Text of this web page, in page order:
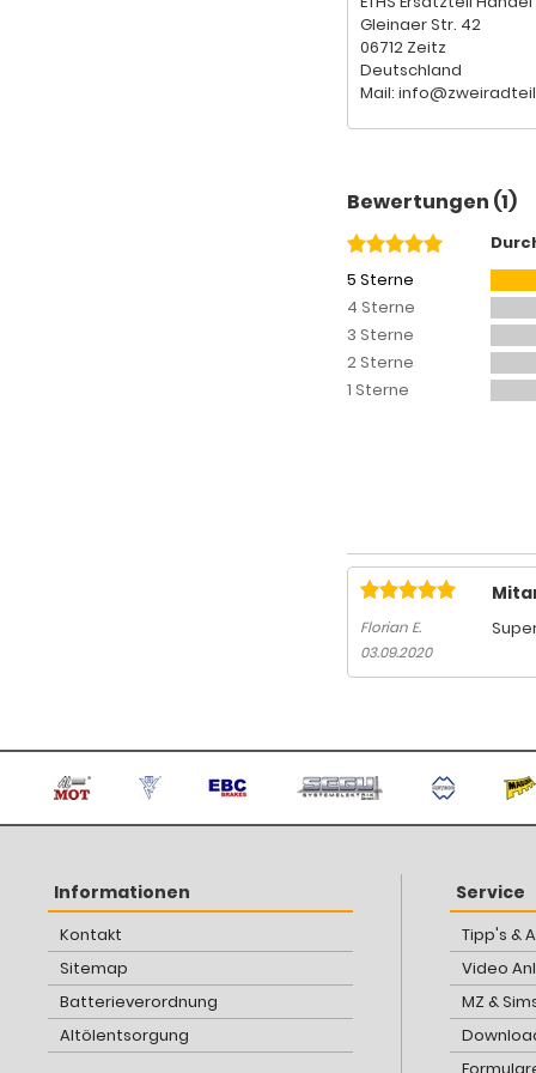
Gleinaer Str. 42
06712 Zeitz
Deutschland
Mail:
Bewertungen (1)
5 Sterne
4 Sterne
3 Sterne
2 Sterne
1 Sterne
Florian E.
03.09.2020
Informationen
Kontakt
Sitemap
Batterieverordnung
Altölentsorgung
Service
Tipp's &
Video
MZ &